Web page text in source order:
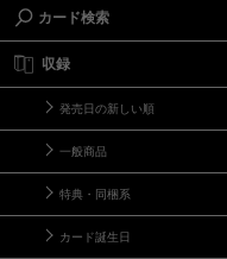
カード検索
収録
発売日の新しい順
一般商品
特典・同梱系
カード誕生日